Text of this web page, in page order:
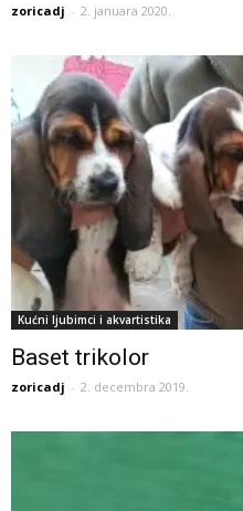
zoricadj - 2. januara 2020.
Kućni ljubimci i akvartistika
Baset trikolor
zoricadj - 2. decembra 2019.